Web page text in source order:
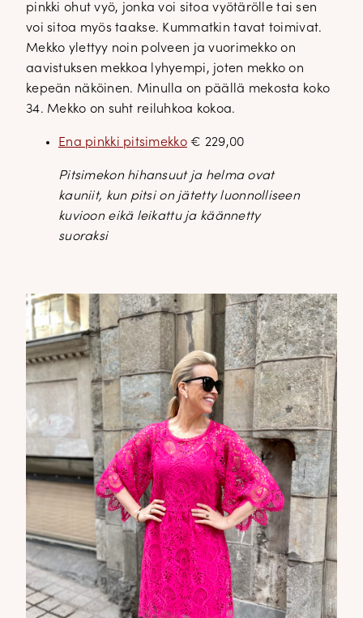
pinkki ohut vyö, jonka voi sitoa vyötärölle tai sen
voi sitoa myös taakse. Kummatkin tavat toimivat.
Mekko ylettyy noin polveen ja vuorimekko on
aavistuksen mekkoa lyhyempi, joten mekko on
kepeän näköinen. Minulla on päällä mekosta koko
34. Mekko on suht reiluhkoa kokoa.
Ena pinkki pitsimekko€ 229,00
Pitsimekon hihansuut ja helma ovat
kauniit, kun pitsi on jätetty luonnolliseen
kuvioon eikä leikattu ja käännetty
suoraksi